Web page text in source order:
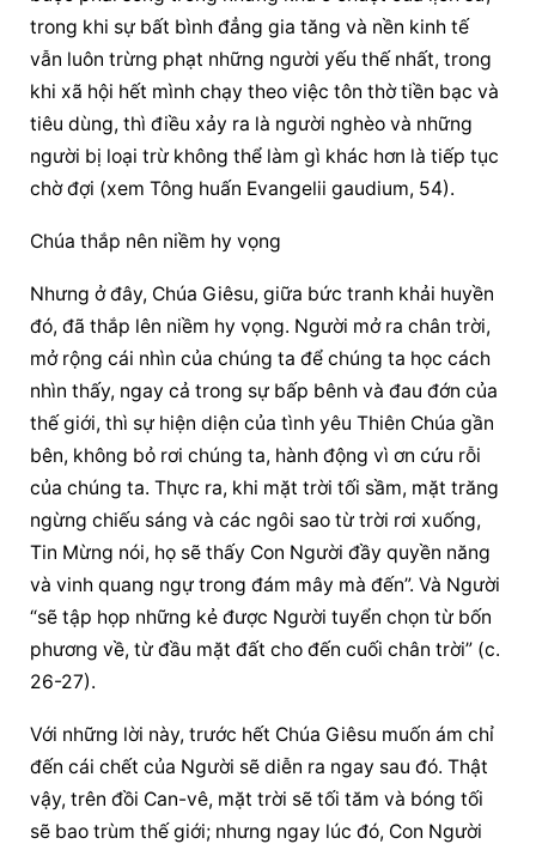
trong khi sự bất bình đẳng gia tăng và nền kinh tế
vẫn luôn trừng phạt những người yếu thế nhất, trong
khi xã hội hết mình chạy theo việc tôn thờ tiền bạc và
tiêu dùng, thì điều xảy ra là người nghèo và những
người bị loại trừ không thể làm gì khác hơn là tiếp tục
chờ đợi (xem Tông huấn Evangelii gaudium, 54).
Chúa thắp nên niềm hy vọng
Nhưng ở đây, Chúa Giêsu, giữa bức tranh khải huyền
đó, đã thắp lên niềm hy vọng. Người mở ra chân trời,
mở rộng cái nhìn của chúng ta để chúng ta học cách
nhìn thấy, ngay cả trong sự bấp bênh và đau đớn của
thế giới, thì sự hiện diện của tình yêu Thiên Chúa gần
bên, không bỏ rơi chúng ta, hành động vì ơn cứu rỗi
của chúng ta. Thực ra, khi mặt trời tối sầm, mặt trăng
ngừng chiếu sáng và các ngôi sao từ trời rơi xuống,
Tin Mừng nói, họ sẽ thấy Con Người đầy quyền năng
và vinh quang ngự trong đám mây mà đến”. Và Người
“sẽ tập họp những kẻ được Người tuyển chọn từ bốn
phương về, từ đầu mặt đất cho đến cuối chân trời” (c.
26-27).
Với những lời này, trước hết Chúa Giêsu muốn ám chỉ
đến cái chết của Người sẽ diễn ra ngay sau đó. Thật
vậy, trên đồi Can-vê, mặt trời sẽ tối tăm và bóng tối
sẽ bao trùm thế giới; nhưng ngay lúc đó, Con Người